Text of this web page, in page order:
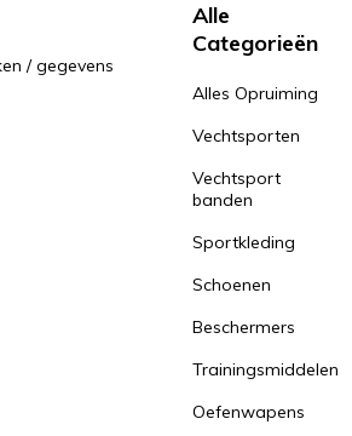
/ gegevens
Alle
Categorieën
Alles Opruiming
Vechtsporten
Vechtsport
banden
Sportkleding
Schoenen
Beschermers
Trainingsmiddelen
Oefenwapens